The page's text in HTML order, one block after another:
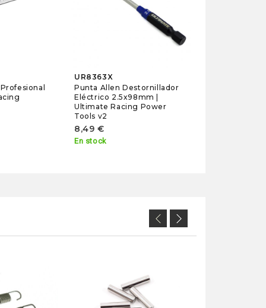
UR8363X
Punta Allen Destornillador
Eléctrico 2.5x98mm |
Ultimate Racing Power
Tools v2
8,49 €
En stock